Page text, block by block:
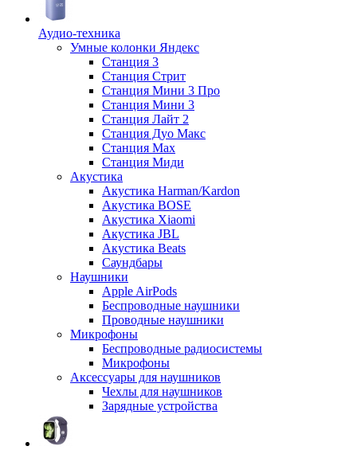
Аудио-техника
Умные колонки Яндекс
Станция 3
Станция Стрит
Станция Мини 3 Про
Станция Мини 3
Станция Лайт 2
Станция Дуо Макс
Станция Max
Станция Миди
Акустика
Акустика Harman/Kardon
Акустика BOSE
Акустика Xiaomi
Акустика JBL
Акустика Beats
Саундбары
Наушники
Apple AirPods
Беспроводные наушники
Проводные наушники
Микрофоны
Беспроводные радиосистемы
Микрофоны
Аксессуары для наушников
Чехлы для наушников
Зарядные устройства